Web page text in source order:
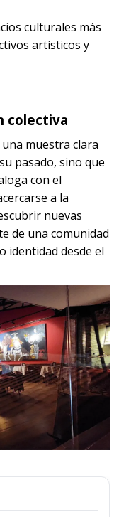
culturales más
artísticos y
colectiva
muestra clara
pasado, sino que
con el
a la
nuevas
de una comunidad
identidad desde el